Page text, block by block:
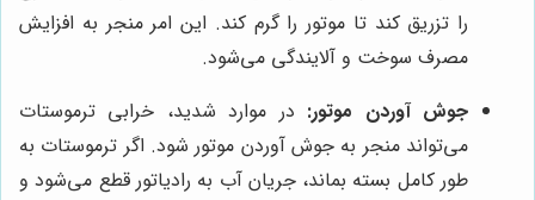
را تزریق کند تا موتور را گرم کند. این امر منجر به افزایش
مصرف سوخت و آلایندگی می‌شود.
جوش آوردن موتور: در موارد شدید، خرابی ترموستات
می‌تواند منجر به جوش آوردن موتور شود. اگر ترموستات به
طور کامل بسته بماند، جریان آب به رادیاتور قطع می‌شود و